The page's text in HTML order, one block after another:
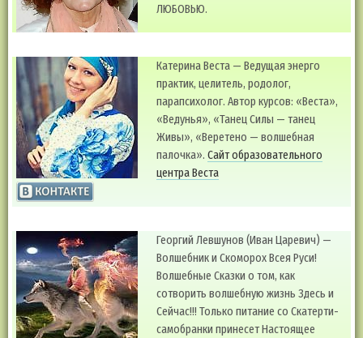
ЛЮБОВЬЮ.
Катерина Веста — Ведущая энерго
практик, целитель, родолог,
парапсихолог. Автор курсов: «Веста»,
«Ведунья», «Танец Силы — танец
Живы», «Веретено — волшебная
палочка». Сайт образовательного
центра Веста
Георгий Левшунов (Иван Царевич) —
Волшебник и Скоморох Всея Руси!
Волшебные Сказки о том, как
сотворить волшебную жизнь Здесь и
Сейчас!!! Только питание со Скатерти-
самобранки принесет Настоящее